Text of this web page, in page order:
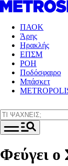
ΠΑΟΚ
Άρης
Ηρακλής
ΕΠΣΜ
ΡΟΗ
Ποδόσφαιρο
Μπάσκετ
Φεύγει ο